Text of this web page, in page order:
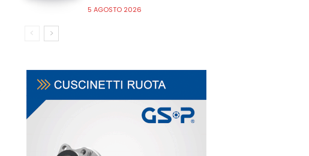
5 AGOSTO 2026